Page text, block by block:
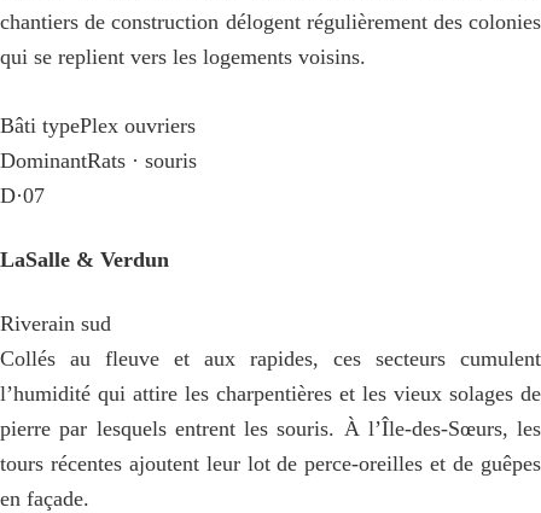
chantiers de construction délogent régulièrement des colonies
qui se replient vers les logements voisins.
Bâti typePlex ouvriers
DominantRats · souris
D·07
LaSalle & Verdun
Riverain sud
Collés au fleuve et aux rapides, ces secteurs cumulent
l’humidité qui attire les charpentières et les vieux solages de
pierre par lesquels entrent les souris. À l’Île-des-Sœurs, les
tours récentes ajoutent leur lot de perce-oreilles et de guêpes
en façade.